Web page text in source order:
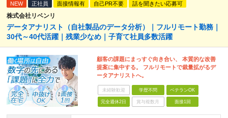
NEW 正社員 面接情報有 自己PR不要 話を聞きたい応募可
株式会社リベンリ
データアナリスト（自社製品のデータ分析）｜フルリモート勤務｜
30代～40代活躍｜残業少なめ｜子育て社員多数活躍
顧客の課題にまっすぐ向き合い、 本質的な改善
提案に集中する。 フルリモートで裁量拡がるデ
ータアナリストへ。
未経験歓迎 学歴不問 ベテランOK
完全週休2日 賞与複数月 面接1回